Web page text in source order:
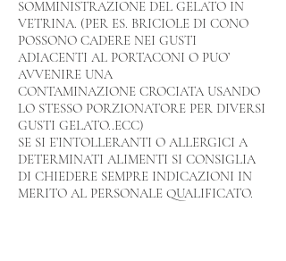
SOMMINISTRAZIONE DEL GELATO IN
VETRINA. (PER ES. BRICIOLE DI CONO
POSSONO CADERE NEI GUSTI
ADIACENTI AL PORTACONI O PUO’
AVVENIRE UNA
CONTAMINAZIONE CROCIATA USANDO
LO STESSO PORZIONATORE PER DIVERSI
GUSTI GELATO..ECC)
SE SI E’INTOLLERANTI O ALLERGICI A
DETERMINATI ALIMENTI SI CONSIGLIA
DI CHIEDERE SEMPRE INDICAZIONI IN
MERITO AL PERSONALE QUALIFICATO.